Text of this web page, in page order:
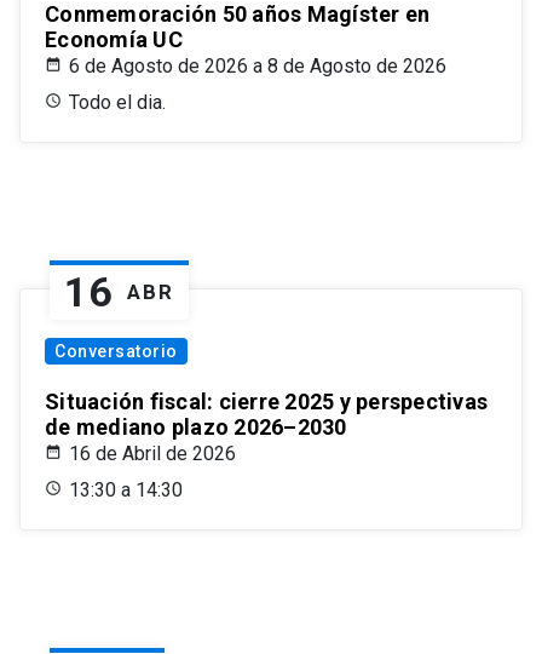
Conmemoración 50 años Magíster en
Economía UC
6 de Agosto de 2026 a 8 de Agosto de 2026
Todo el dia.
16 ABR
Conversatorio
Situación fiscal: cierre 2025 y perspectivas
de mediano plazo 2026–2030
16 de Abril de 2026
13:30 a 14:30